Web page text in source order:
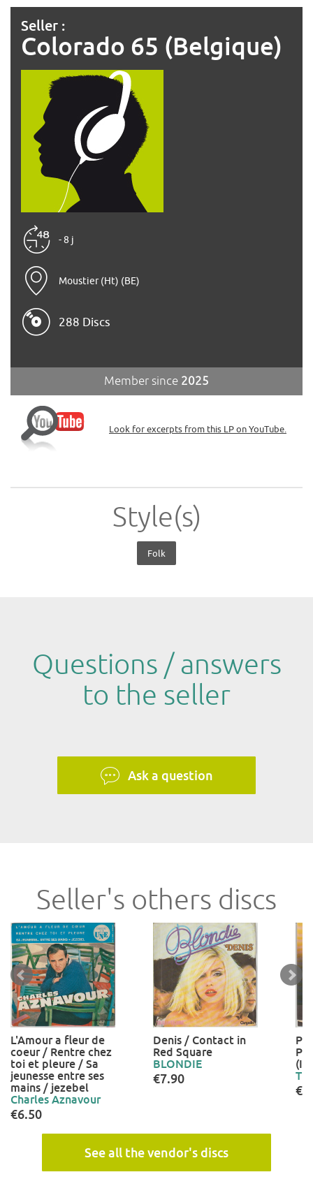
Seller :
Colorado 65 (Belgique)
- 8 j
Moustier (Ht) (BE)
288 Discs
Member since 2025
Look for excerpts from this LP on YouTube.
Style(s)
Folk
Questions / answers
to the seller
Ask a question
Seller's others discs
L'Amour a fleur de
coeur / Rentre chez
toi et pleure / Sa
jeunesse entre ses
mains / jezebel
Charles Aznavour
€6.50
Denis / Contact in
Red Square
BLONDIE
€7.90
See all the vendor's discs